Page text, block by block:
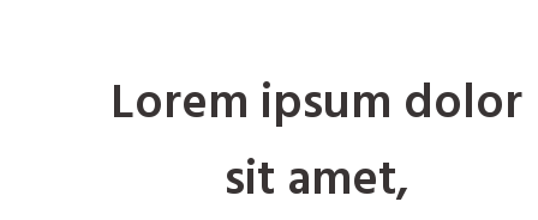
Lorem ipsum dolor
sit amet,